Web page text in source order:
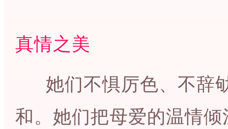
真情之美
她们不惧厉色、不辞
和。她们把母爱的温情